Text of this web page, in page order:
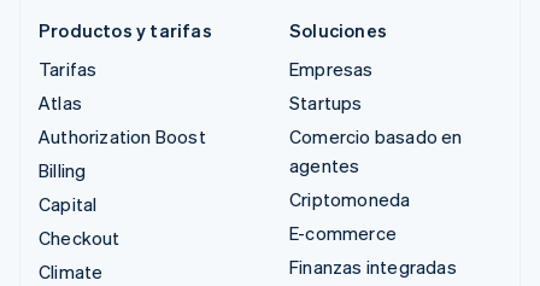
Productos y tarifas
Tarifas
Atlas
Authorization Boost
Billing
Capital
Checkout
Climate
Soluciones
Empresas
Startups
Comercio basado en
agentes
Criptomoneda
E-commerce
Finanzas integradas